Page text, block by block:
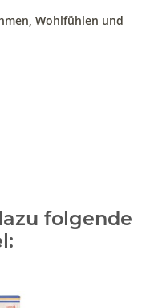
Wohlfühlen und
folgende